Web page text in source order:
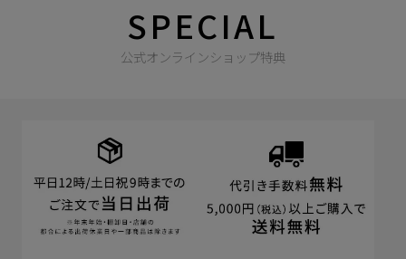
SPECIAL
公式オンラインショップ特典